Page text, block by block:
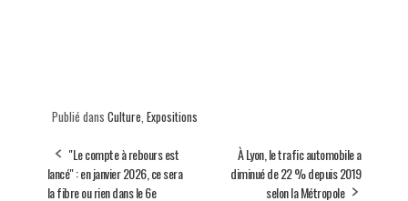
Publié dans Culture Expositions
"Le compte à rebours est
lancé" : en janvier 2026, ce sera
la fibre ou rien dans le 6e
À Lyon, le trafic automobile a
diminué de 22 % depuis 2019
selon la Métropole